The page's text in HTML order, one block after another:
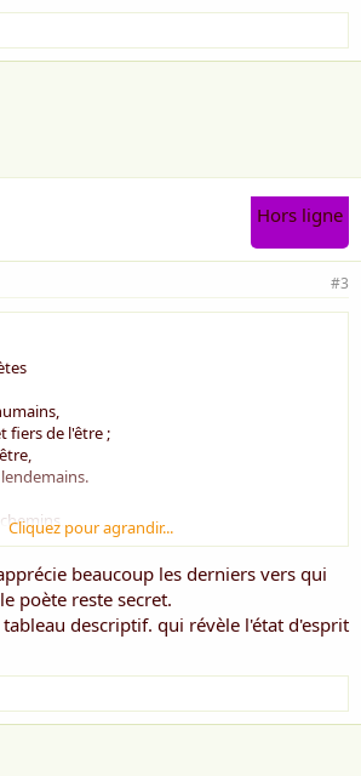
Hors ligne
#3
fiers de l'être ;
masure ;
aventure
jardins.
âme,
femme,
forêts.
mensonges,
Cliquez pour agrandir...
beaucoup les derniers vers qui
poète reste secret.
descriptif. qui révèle l'état d'esprit